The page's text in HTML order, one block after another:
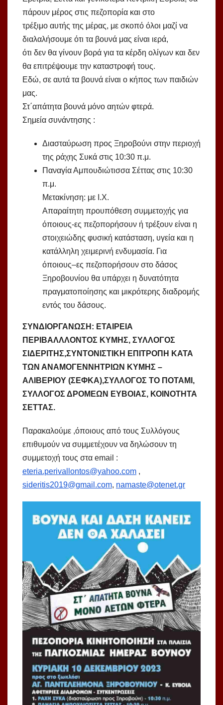
πάρουν μέρος στις πεζοπορία και στο
τρέξιμο αυτής της μέρας, με σκοπό όλοι μαζί να
διαλαλήσουμε ότι τα βουνά μας είναι ιερά,
ότι δεν θα γίνουν βορά για τα κέρδη ολίγων και δεν
θα επιτρέψουμε την καταστροφή τους.
Εδώ, σε αυτά τα βουνά είναι ο κήπος των παιδιών
μας.
Στ΄απάτητα βουνά μόνο αητών φτερά.
Σημεία συνάντησης :
Διασταύρωση προς Ξηροβούνι στην περιοχή
της ράχης Συκά στις 10:30 π.μ.
Παναγία Αμπουδιώτισσα Σέττας στις 10:30
π.μ.
Μετακίνηση: με Ι.Χ.
Απαραίτητη προυπόθεση συμμετοχής για
όποιους-ες πεζοπορήσουν ή τρέξουν είναι η
στοιχειώδης φυσική κατάσταση, υγεία και η
κατάλληλη χειμερινή ενδυμασία. Για
όποιους–ες πεζοπορήσουν στο δάσος
Ξηροβουνίου θα υπάρχει η δυνατότητα
πραγματοποίησης και μικρότερης διαδρομής
εντός του δάσους.
ΣΥΝΔΙΟΡΓΑΝΩΣΗ: ΕΤΑΙΡΕΙΑ
ΠΕΡΙΒΑΛΛΛΟΝΤΟΣ ΚΥΜΗΣ, ΣΥΛΛΟΓΟΣ
ΣΙΔΕΡΙΤΗΣ,ΣΥΝΤΟΝΙΣΤΙΚΗ ΕΠΙΤΡΟΠΗ ΚΑΤΑ
ΤΩΝ ΑΝΑΜΟΓΕΝΝΗΤΡΙΩΝ ΚΥΜΗΣ –
ΑΛΙΒΕΡΙΟΥ (ΣΕΦΚΑ),ΣΥΛΛΟΓΟΣ ΤΟ ΠΟΤΑΜΙ,
ΣΥΛΛΟΓΟΣ ΔΡΟΜΕΩΝ ΕΥΒΟΙΑΣ, ΚΟΙΝΟΤΗΤΑ
ΣΕΤΤΑΣ.
Παρακαλούμε ,όποιους από τους Συλλόγους
επιθυμούν να συμμετέχουν να δηλώσουν τη
συμμετοχή τους στα email :
eteria.perivallontos@yahoo.com ,
sideritis2019@gmail.com, namaste@otenet.gr